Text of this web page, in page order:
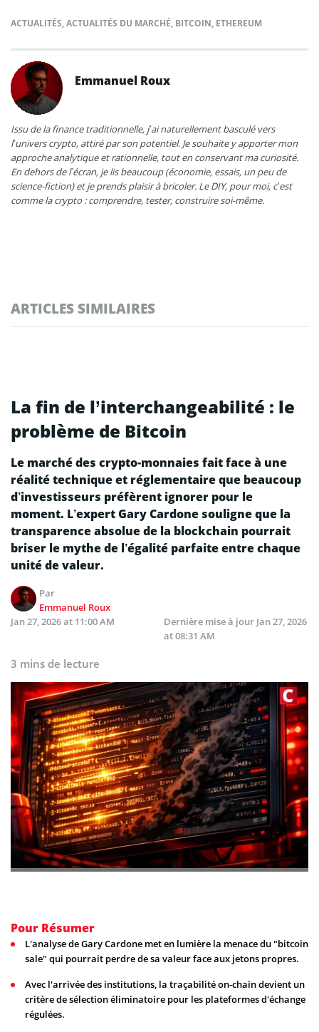
ACTUALITÉS,ACTUALITÉS DU MARCHÉ, BITCOIN, ETHEREUM
Emmanuel Roux
Issu de la finance traditionnelle, j’ai naturellement basculé vers
l’univers crypto, attiré par son potentiel. Je souhaite y apporter mon
approche analytique et rationnelle, tout en conservant ma curiosité.
En dehors de l’écran, je lis beaucoup (économie, essais, un peu de
science-fiction) et je prends plaisir à bricoler. Le DIY, pour moi, c’est
comme la crypto : comprendre, tester, construire soi-même.
ARTICLES SIMILAIRES
La fin de l’interchangeabilité : le
problème de Bitcoin
Le marché des crypto-monnaies fait face à une
réalité technique et réglementaire que beaucoup
d’investisseurs préfèrent ignorer pour le
moment. L’expert Gary Cardone souligne que la
transparence absolue de la blockchain pourrait
briser le mythe de l’égalité parfaite entre chaque
unité de valeur.
Par
Emmanuel Roux
Jan 27, 2026 at 11:00 AM
Dernière mise à jour Jan 27, 2026
at 08:31 AM
3 mins de lecture
Pour Résumer
L'analyse de Gary Cardone met en lumière la menace du "bitcoin
sale" qui pourrait perdre de sa valeur face aux jetons propres.
Avec l'arrivée des institutions, la traçabilité on-chain devient un
critère de sélection éliminatoire pour les plateformes d'échange
régulées.